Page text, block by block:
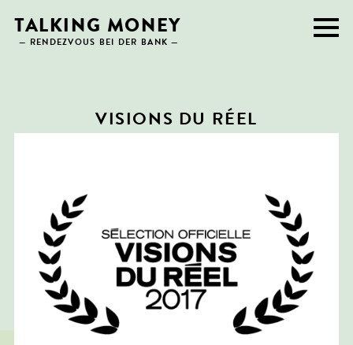
content
TALKING MONEY
— RENDEZVOUS BEI DER BANK —
VISIONS DU RÉEL